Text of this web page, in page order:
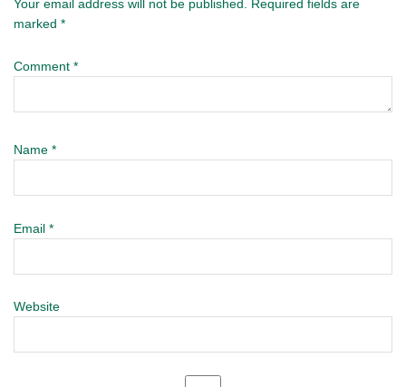
Your email address will not be published.
Required fields are
marked *
Comment *
Name *
Email *
Website